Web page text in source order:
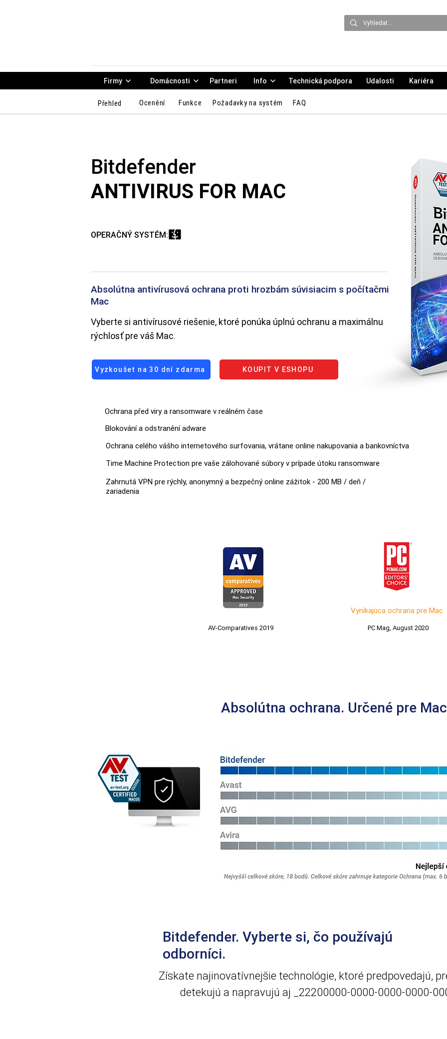
Firmy Domácnosti Partneri Info Technická podpora Udalosti Kariéra
Přehled Ocenění Funkce Požadavky na systém FAQ
Bitdefender
ANTIVIRUS FOR MAC
OPERAČNÝ SYSTÉM:
Absolútna antivírusová ochrana proti hrozbám súvisiacim s počítačmi
Mac
Vyberte si antivírusové riešenie, ktoré ponúka úplnú ochranu a maximálnu
rýchlosť pre váš Mac.
Vyzkoušet na 30 dní zdarma KOUPIT V ESHOPU
Ochrana před viry a ransomware v reálném čase
Blokování a odstranění adware
Ochrana celého vášho internetového surfovania, vrátane online nakupovania a bankovníctva
Time Machine Protection pre vaše zálohované súbory v prípade útoku ransomware
Zahrnutá VPN pre rýchly, anonymný a bezpečný online zážitok - 200 MB / deň /
zariadenia
AV-Comparatives 2019
Vynikajúca ochrana pre Mac
PC Mag, August 2020
Absolútna ochrana. Určené pre
Bitdefender. Vyberte si, čo používajú
odborníci.
Získate najinovatívnejšie technológie, ktoré predpovedajú,
detekujú a napravujú aj ​_22200000-0000-0000-0000-